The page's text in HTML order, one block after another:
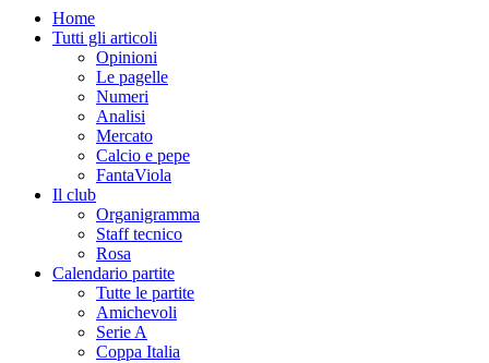
Home
Tutti gli articoli
Opinioni
Le pagelle
Numeri
Analisi
Mercato
Calcio e pepe
FantaViola
Il club
Organigramma
Staff tecnico
Rosa
Calendario partite
Tutte le partite
Amichevoli
Serie A
Coppa Italia